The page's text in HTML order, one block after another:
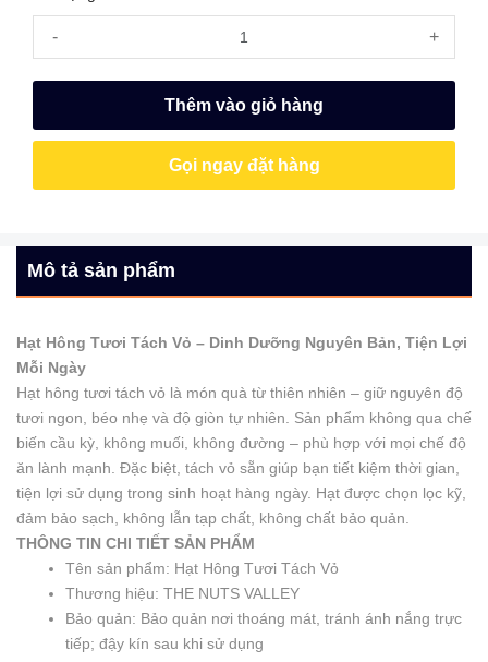
- +
Thêm vào giỏ hàng
Gọi ngay đặt hàng
Mô tả sản phẩm
Hạt Hông Tươi Tách Vỏ – Dinh Dưỡng Nguyên Bản, Tiện Lợi
Mỗi Ngày
Hạt hông tươi tách vỏ là món quà từ thiên nhiên – giữ nguyên độ
tươi ngon, béo nhẹ và độ giòn tự nhiên. Sản phẩm không qua chế
biến cầu kỳ, không muối, không đường – phù hợp với mọi chế độ
ăn lành mạnh. Đặc biệt, tách vỏ sẵn giúp bạn tiết kiệm thời gian,
tiện lợi sử dụng trong sinh hoạt hàng ngày. Hạt được chọn lọc kỹ,
đảm bảo sạch, không lẫn tạp chất, không chất bảo quản.
THÔNG TIN CHI TIẾT SẢN PHẨM
Tên sản phẩm: Hạt Hông Tươi Tách Vỏ
Thương hiệu: THE NUTS VALLEY
Bảo quản: Bảo quản nơi thoáng mát, tránh ánh nắng trực
tiếp; đậy kín sau khi sử dụng